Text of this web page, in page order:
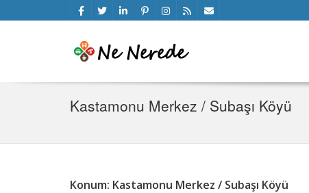
Kastamonu Merkez / Subaşı Köyü
Konum: Kastamonu Merkez / Subaşı Köyü